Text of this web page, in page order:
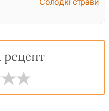
Солодкі страви
рецепт